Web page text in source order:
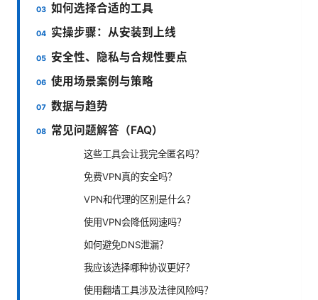
如何选择合适的工具
实操步骤：从安装到上线
安全性、隐私与合规性要点
使用场景案例与策略
数据与趋势
常见问题解答（FAQ）
这些工具会让我完全匿名吗？
免费VPN真的安全吗？
VPN和代理的区别是什么？
使用VPN会降低网速吗？
如何避免DNS泄漏？
我应该选择哪种协议更好？
使用翻墙工具涉及法律风险吗？